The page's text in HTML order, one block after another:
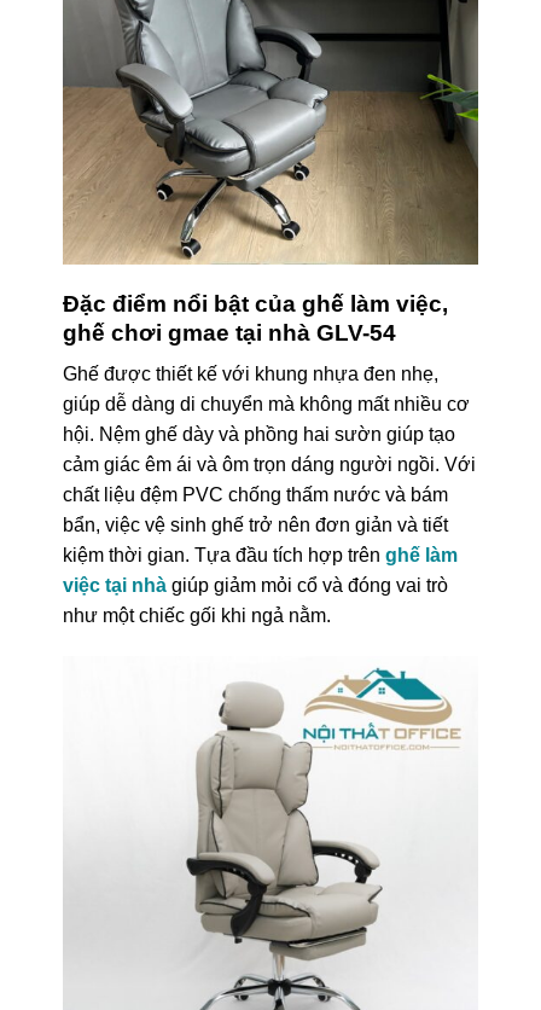
Đặc điểm nổi bật của ghế làm việc,
ghế chơi gmae tại nhà GLV-54
Ghế được thiết kế với khung nhựa đen nhẹ,
giúp dễ dàng di chuyển mà không mất nhiều cơ
hội. Nệm ghế dày và phồng hai sườn giúp tạo
cảm giác êm ái và ôm trọn dáng người ngồi. Với
chất liệu đệm PVC chống thấm nước và bám
bẩn, việc vệ sinh ghế trở nên đơn giản và tiết
kiệm thời gian. Tựa đầu tích hợp trên ghế làm
việc tại nhàgiúp giảm mỏi cổ và đóng vai trò
như một chiếc gối khi ngả nằm.